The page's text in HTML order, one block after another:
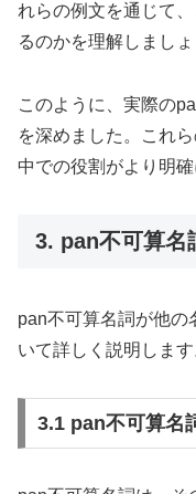
れらの例文を通じて
るのかを理解しましょ
このように、実際の
を深めました。これ
中での役割がより明確
3. pan不可算名
pan不可算名詞が他の
いて詳しく説明します
3.1 pan不可算名